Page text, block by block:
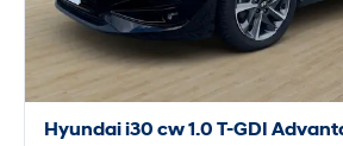
Hyundai i30 cw 1.0 T-GDI